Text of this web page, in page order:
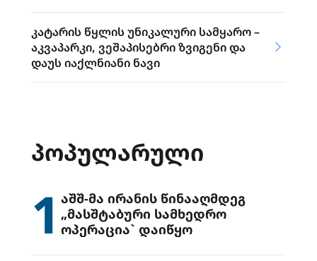
კატარის წყლის უნიკალური სამყარო –
აკვაპარკი, ვეშაპისებრი ზვიგენი და
დაუს იაქლნიანი ნავი
ᲞᲝᲞᲣᲚᲐᲠᲣᲚᲘ
1 აშშ-მა ირანის წინააღმდეგ
„მასშტაბური სამხედრო
ოპერაცია` დაიწყო